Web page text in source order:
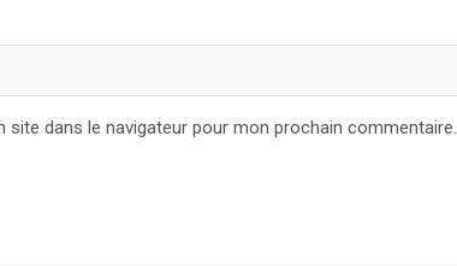
dans le navigateur pour mon prochain commentaire.